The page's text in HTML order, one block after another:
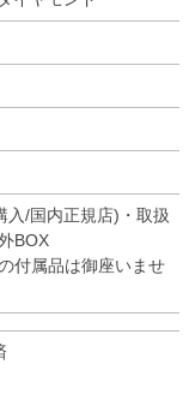
入/国内正規店)・取扱
BOX
付属品は御座いませ